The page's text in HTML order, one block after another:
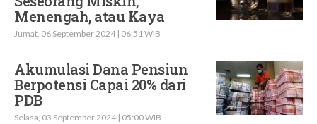
Menengah, atau Kaya
Jumat, 06 September 2024 | 06:51 WIB
Akumulasi Dana Pensiun
Berpotensi Capai 20% dari
PDB
Selasa, 03 September 2024 | 05:00 WIB